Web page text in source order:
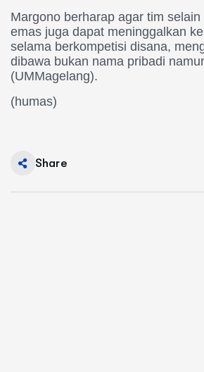
Margono berharap agar tim
emas juga dapat meninggalkan
selama berkompetisi disana,
dibawa bukan nama pribadi
(UMMagelang).
(humas)
Share